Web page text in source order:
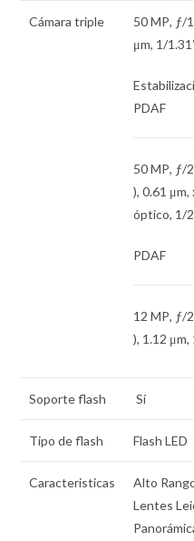
Cámara triple 50 MP, ƒ/
μm, 1/
PDAF
50 MP, ƒ/
),0.61 μm,
óptico, 1/
PDAF
12 MP, ƒ/
), 1.12 μm,
Soporte flash Sí
Tipo de flash Flash LED
Caracteristicas
Alto
Lentes